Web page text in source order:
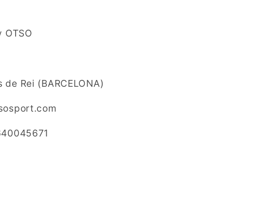
OTSO
Rei (BARCELONA)